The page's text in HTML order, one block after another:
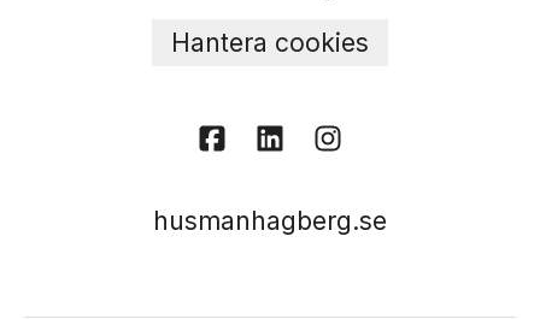
Hantera cookies
husmanhagberg.se